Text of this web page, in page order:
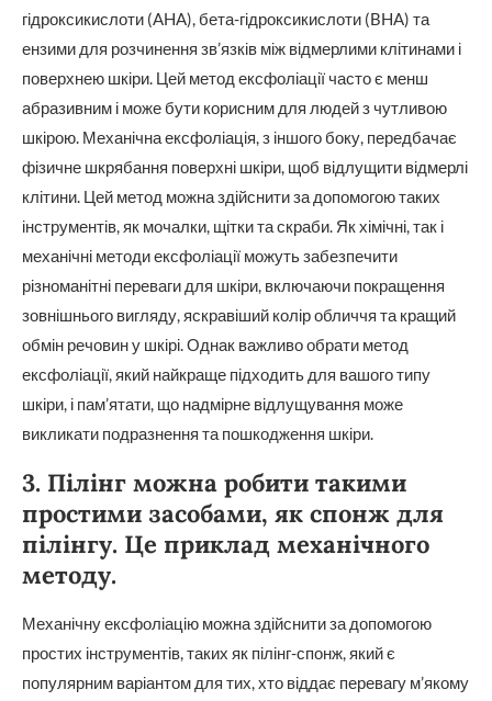
гідроксикислоти (AHA), бета-гідроксикислоти (BHA) та
ензими для розчинення зв’язків між відмерлими клітинами і
поверхнею шкіри. Цей метод ексфоліації часто є менш
абразивним і може бути корисним для людей з чутливою
шкірою. Механічна ексфоліація, з іншого боку, передбачає
фізичне шкрябання поверхні шкіри, щоб відлущити відмерлі
клітини. Цей метод можна здійснити за допомогою таких
інструментів, як мочалки, щітки та скраби. Як хімічні, так і
механічні методи ексфоліації можуть забезпечити
різноманітні переваги для шкіри, включаючи покращення
зовнішнього вигляду, яскравіший колір обличчя та кращий
обмін речовин у шкірі. Однак важливо обрати метод
ексфоліації, який найкраще підходить для вашого типу
шкіри, і пам’ятати, що надмірне відлущування може
викликати подразнення та пошкодження шкіри.
3. Пілінг можна робити такими
простими засобами, як спонж для
пілінгу. Це приклад механічного
методу.
Механічну ексфоліацію можна здійснити за допомогою
простих інструментів, таких як пілінг-спонж, який є
популярним варіантом для тих, хто віддає перевагу м’якому